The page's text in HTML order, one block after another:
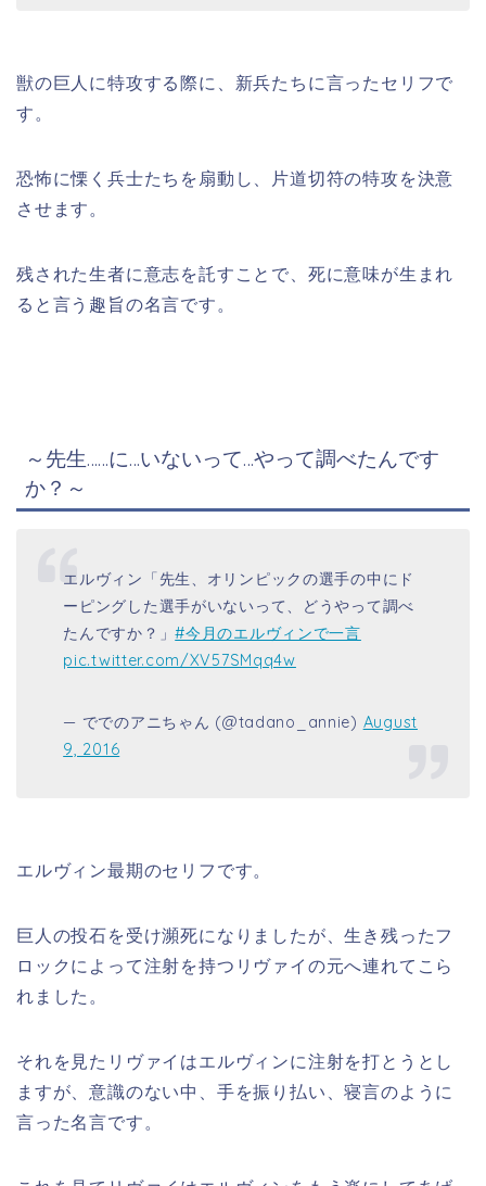
獣の巨人に特攻する際に、新兵たちに言ったセリフで
す。
恐怖に慄く兵士たちを扇動し、片道切符の特攻を決意
させます。
残された生者に意志を託すことで、死に意味が生まれ
ると言う趣旨の名言です。
～先生……に…いないって…やって調べたんです
か？～
エルヴィン「先生、オリンピックの選手の中にド
ーピングした選手がいないって、どうやって調べ
たんですか？」#今月のエルヴィンで一言
pic.twitter.com/XV57SMqq4w
— ででのアニちゃん (@tadano_annie) August
9, 2016
エルヴィン最期のセリフです。
巨人の投石を受け瀕死になりましたが、生き残ったフ
ロックによって注射を持つリヴァイの元へ連れてこら
れました。
それを見たリヴァイはエルヴィンに注射を打とうとし
ますが、意識のない中、手を振り払い、寝言のように
言った名言です。